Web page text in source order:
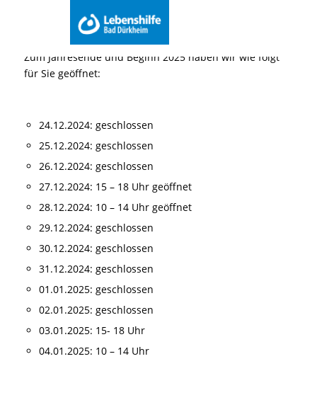
Startseite
Zum Jahresende und Beginn 2025 haben wir wie folgt
für Sie geöffnet:
24.12.2024: geschlossen
25.12.2024: geschlossen
26.12.2024: geschlossen
27.12.2024: 15 – 18 Uhr geöffnet
28.12.2024: 10 – 14 Uhr geöffnet
29.12.2024: geschlossen
30.12.2024: geschlossen
31.12.2024: geschlossen
01.01.2025: geschlossen
02.01.2025: geschlossen
03.01.2025: 15- 18 Uhr
04.01.2025: 10 – 14 Uhr